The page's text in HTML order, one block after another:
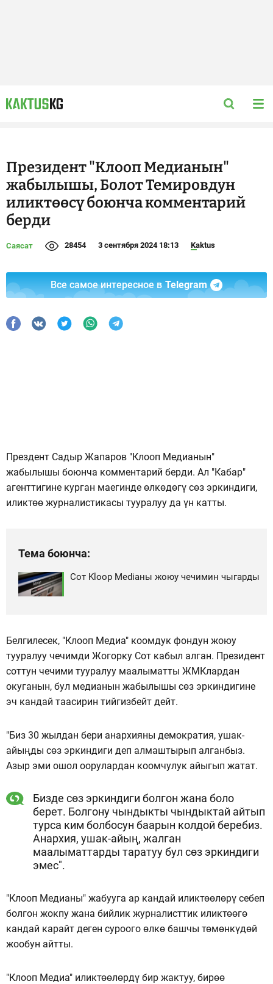
Президент "Клооп Медианын"
жабылышы, Болот Темировдун
иликтөөсү боюнча комментарий
берди
Саясат 28454 3 сентября 2024 18:13 Kaktus
Все самое интересное в Telegram
Прездент Садыр Жапаров "Клооп Медианын"
жабылышы боюнча комментарий берди. Ал "Кабар"
агенттигине курган маегинде өлкөдөгү сөз эркиндиги,
иликтөө журналистикасы тууралуу да үн катты.
Тема боюнча:
Сот Kloop Mediaны жоюу чечимин чыгарды
Белгилесек, "Клооп Медиа" коомдук фондун жоюу
тууралуу чечимди Жогорку Сот кабыл алган. Президент
соттун чечими тууралуу маалыматты ЖМКлардан
окуганын, бул медианын жабылышы сөз эркиндигине
эч кандай таасирин тийгизбейт дейт.
"Биз 30 жылдан бери анархияны демократия, ушак-
айыңды сөз эркиндиги деп алмаштырып алганбыз.
Азыр эми ошол оорулардан коомчулук айыгып жатат.
Бизде сөз эркиндиги болгон жана боло
берет. Болгону чындыкты чындыктай айтып
турса ким болбосун баарын колдой беребиз.
Анархия, ушак-айың, жалган
маалыматтарды таратуу бул сөз эркиндиги
эмес".
"Клооп Медианы" жабууга ар кандай иликтөөлөрү себеп
болгон жокпу жана бийлик журналисттик иликтөөгө
кандай карайт деген суроого өлкө башчы төмөнкүдөй
жообун айтты.
"Клооп Медиа" иликтөөлөрдү бир жактуу, бирөө